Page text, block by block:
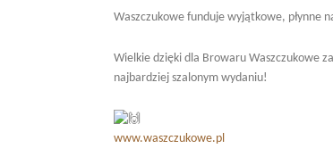
Waszczukowe funduje wyjątkowe, płynne
Wielkie dzięki dla Browaru Waszczukowe
najbardziej szalonym wydaniu!
www.waszczukowe.pl